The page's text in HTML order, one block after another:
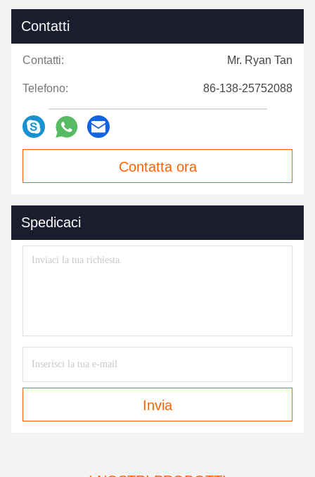
Contatti
Contatti: Mr. Ryan Tan
Telefono: 86-138-25752088
Contatta ora
Spedicaci
Invia